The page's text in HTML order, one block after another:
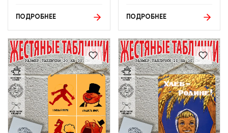
ПОДРОБНЕЕ ПОДРОБНЕЕ